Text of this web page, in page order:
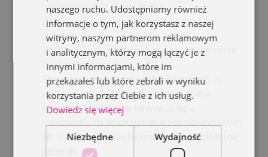
handlowego od strony Tesco,
Zakładaniujednorazowych rękawiczekw
sklepach,
Zachowywaniu odstępu 2 m na terenie pasażu
oraz w kolejkach,
Stosowaniu się do wytycznych każdego ze
sklepów wkwestii limitów wejśćiliczby
obecnych klientów na terenie sklepu
zachowywaniu bezpiecznej odległości na
naszego ruchu. Udostępniamy również
informacje o tym, jak korzystasz z naszej
witryny, naszym partnerom reklamowym
i analitycznym, którzy mogą łączyć je z
innymi informacjami, które im
przekazałeś lub które zebrali w wyniku
korzystania przez Ciebie z ich usług.
Dowiedz się więcej
Niezbędne Wydajność